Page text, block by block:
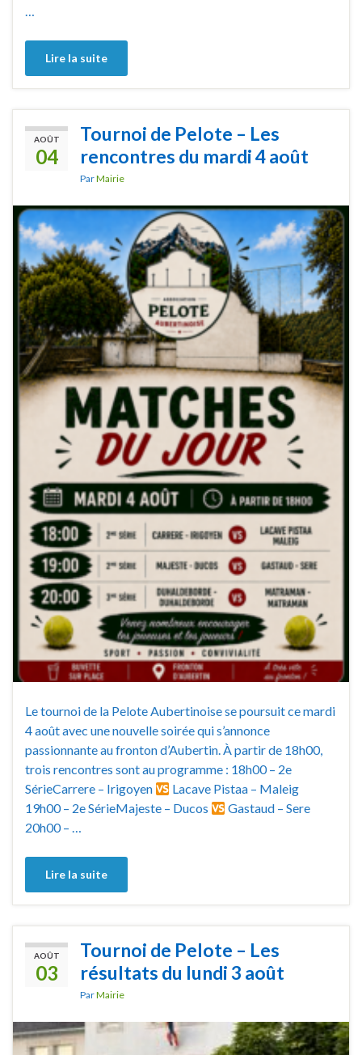
…
Lire la suite
AOÛT
04
Tournoi de Pelote – Les
rencontres du mardi 4 août
ParMairie
Le tournoi de la Pelote Aubertinoise se poursuit ce mardi
4 août avec une nouvelle soirée qui s’annonce
passionnante au fronton d’Aubertin. À partir de 18h00,
trois rencontres sont au programme : 18h00 – 2e
SérieCarrere – Irigoyen
Lacave Pistaa – Maleig
19h00 – 2e SérieMajeste – Ducos
Gastaud – Sere
20h00 – …
Lire la suite
AOÛT
03
Tournoi de Pelote – Les
résultats du lundi 3 août
ParMairie